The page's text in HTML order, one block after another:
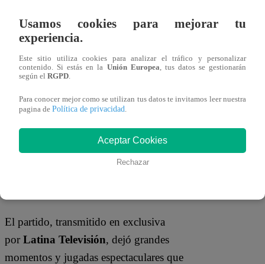
ltaboada@latina.pe
11 de enero 2026
dominical, Club Regatas Lima venció 3
sets a 2 a Circolo Sportivo Italiano por la
El partido, transmitido en exclusiva
por Latina Televisión, dejó grandes
momentos y jugadas espectaculares que
Usamos cookies para mejorar tu
experiencia.
Este sitio utiliza cookies para analizar el tráfico y personalizar
contenido. Si estás en la Unión Europea, tus datos se gestionarán
según el RGPD.
Para conocer mejor como se utilizan tus datos te invitamos leer nuestra
pagina de Política de privacidad.
Aceptar Cookies
Rechazar